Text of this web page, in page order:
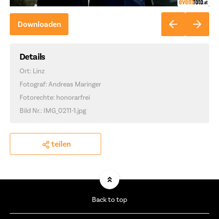
Downloaden
Details
Ort: Linz
Fotograf: Andreas Maringer
Fotorechte: honorarfrei
Bild Nr.: IMG_0211-1.jpg
teilen
Back to top